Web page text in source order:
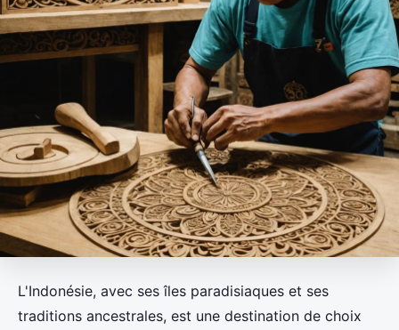
L'Indonésie, avec ses îles paradisiaques et ses
traditions ancestrales, est une destination de choix